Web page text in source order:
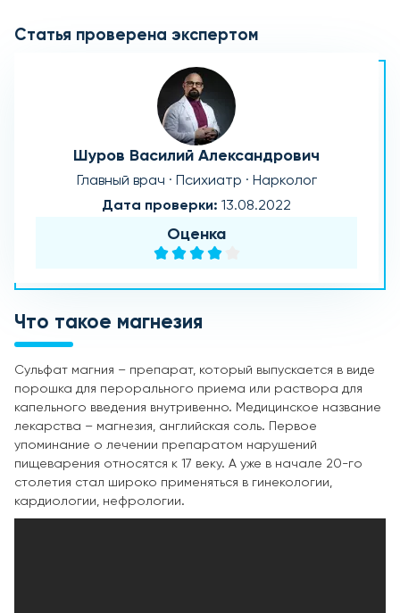
Статья проверена экспертом
Шуров Василий Александрович
Главный врач · Психиатр · Нарколог
Дата проверки: 13.08.2022
Оценка
Что такое магнезия
Сульфат магния – препарат, который выпускается в виде
порошка для перорального приема или раствора для
капельного введения внутривенно. Медицинское название
лекарства – магнезия, английская соль. Первое
упоминание о лечении препаратом нарушений
пищеварения относятся к 17 веку. А уже в начале 20-го
столетия стал широко применяться в гинекологии,
кардиологии, нефрологии.